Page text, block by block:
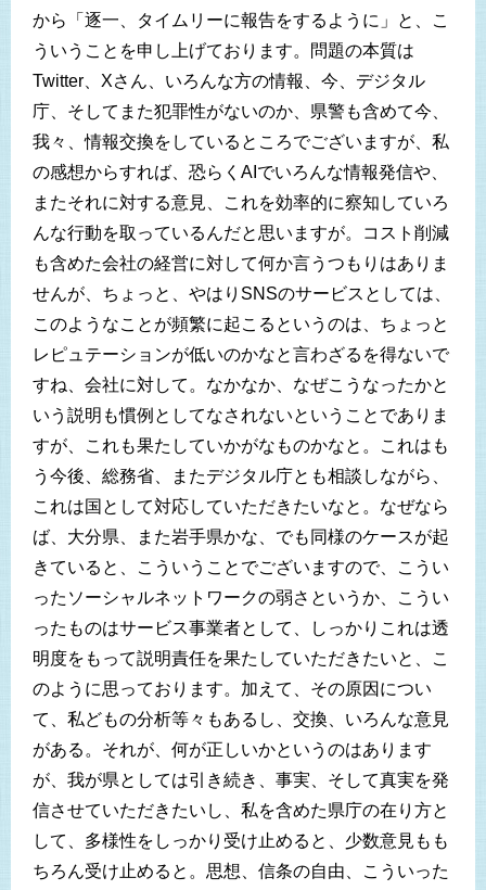
から「逐一、タイムリーに報告をするように」と、こ
ういうことを申し上げております。問題の本質は
Twitter、Xさん、いろんな方の情報、今、デジタル
庁、そしてまた犯罪性がないのか、県警も含めて今、
我々、情報交換をしているところでございますが、私
の感想からすれば、恐らくAIでいろんな情報発信や、
またそれに対する意見、これを効率的に察知していろ
んな行動を取っているんだと思いますが。コスト削減
も含めた会社の経営に対して何か言うつもりはありま
せんが、ちょっと、やはりSNSのサービスとしては、
このようなことが頻繁に起こるというのは、ちょっと
レピュテーションが低いのかなと言わざるを得ないで
すね、会社に対して。なかなか、なぜこうなったかと
いう説明も慣例としてなされないということでありま
すが、これも果たしていかがなものかなと。これはも
う今後、総務省、またデジタル庁とも相談しながら、
これは国として対応していただきたいなと。なぜなら
ば、大分県、また岩手県かな、でも同様のケースが起
きていると、こういうことでございますので、こうい
ったソーシャルネットワークの弱さというか、こうい
ったものはサービス事業者として、しっかりこれは透
明度をもって説明責任を果たしていただきたいと、こ
のように思っております。加えて、その原因につい
て、私どもの分析等々もあるし、交換、いろんな意見
がある。それが、何が正しいかというのはあります
が、我が県としては引き続き、事実、そして真実を発
信させていただきたいし、私を含めた県庁の在り方と
して、多様性をしっかり受け止めると、少数意見もも
ちろん受け止めると。思想、信条の自由、こういった